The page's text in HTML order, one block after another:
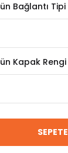
Bağlantı Tipi
Kapak Rengi